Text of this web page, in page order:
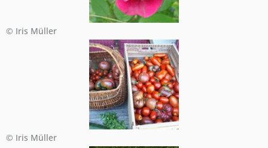
© Iris Müller
© Iris Müller